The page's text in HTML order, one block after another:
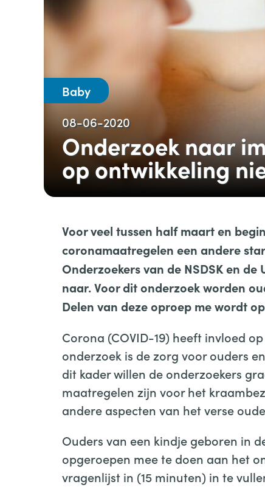
Baby
08-06-2020
Onderzoek naar
op ontwikkeling
Voor veel tussen half maart en
coronamaatregelen een andere
Onderzoekers van de NSDSK en
naar. Voor dit onderzoek worden
Delen van deze oproep me wordt
Corona (COVID-19) heeft invloed
onderzoek is de zorg voor ouders
dit kader willen de onderzoekers
maatregelen zijn voor het
andere aspecten van het verse
Ouders van een kindje geboren in
opgeroepen mee te doen aan het
vragenlijst in (15 minuten) in te